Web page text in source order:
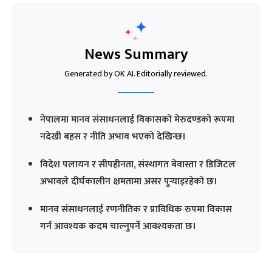
News Summary
Generated by OK AI. Editorially reviewed.
नेपालमा मानव संसाधनलाई विकासको मेरुदण्डको रूपमा
नदेखी बहस र नीति अभाव भएको देखिन्छ।
विदेश पलायन र सीपहीनता, संस्थागत बेवास्ता र डिजिटल
अभावले दीर्घकालीन क्षमतामा असर पुर्‍याइरहेको छ।
मानव संसाधनलाई रणनीतिक र प्राविधिक रुपमा विकास
गर्न आवश्यक कदम चाल्नुपर्ने आवश्यकता छ।